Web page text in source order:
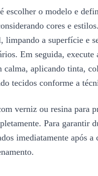
escolher o modelo e
cores e
limpando a superfície e
Em seguida, execute
calma, aplicando tinta,
tecidos conforme a
verniz ou resina para
Para garantir
imediatamente após a